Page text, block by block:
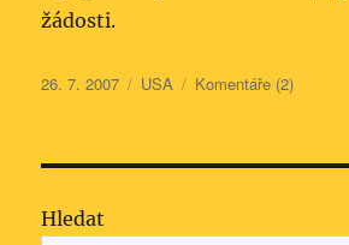
žádosti.
Publikováno:
26. 7. 2007 Rubriky:
USA Komentáře (2)
Hledat